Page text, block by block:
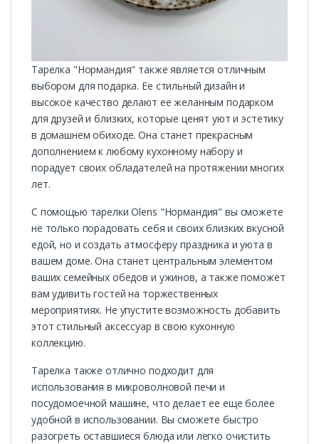
Тарелка "Нормандия" также является отличным
выбором для подарка. Ее стильный дизайн и
высокое качество делают ее желанным подарком
для друзей и близких, которые ценят уют и эстетику
в домашнем обиходе. Она станет прекрасным
дополнением к любому кухонному набору и
порадует своих обладателей на протяжении многих
лет.
С помощью тарелки Olens "Нормандия" вы сможете
не только порадовать себя и своих близких вкусной
едой, но и создать атмосферу праздника и уюта в
вашем доме. Она станет центральным элементом
ваших семейных обедов и ужинов, а также поможет
вам удивить гостей на торжественных
мероприятиях. Не упустите возможность добавить
этот стильный аксессуар в свою кухонную
коллекцию.
Тарелка также отлично подходит для
использования в микроволновой печи и
посудомоечной машине, что делает ее еще более
удобной в использовании. Вы сможете быстро
разогреть оставшиеся блюда или легко очистить